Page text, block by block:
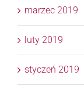
marzec 2019
luty 2019
styczeń 2019